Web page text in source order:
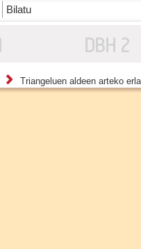
Triangeluen aldeen arteko